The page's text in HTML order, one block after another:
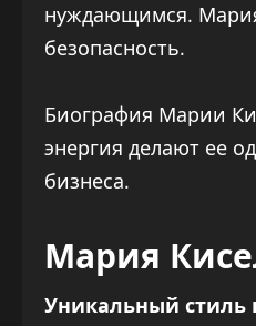
нуждающимся.
безопасность.
Биография Марии
энергия делают ее
бизнеса.
Мария
Уникальный стиль